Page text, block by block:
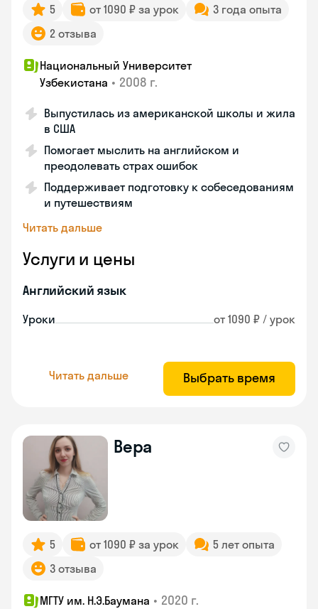
5 от 1090 ₽ за урок
3 года опыта
2 отзыва
Национальный Университет
Узбекистана • 2008 г.
Выпустилась из американской школы и жила
в США
Помогает мыслить на английском и
преодолевать страх ошибок
Поддерживает подготовку к собеседованиям
и путешествиям
Читать дальше
Услуги и цены
Английский язык
Уроки от 1090 ₽ / урок
Читать дальше Выбрать время
Вера
5 от 1090 ₽ за урок
5 лет опыта
3 отзыва
МГТУ им. Н.Э.Баумана • 2020 г.